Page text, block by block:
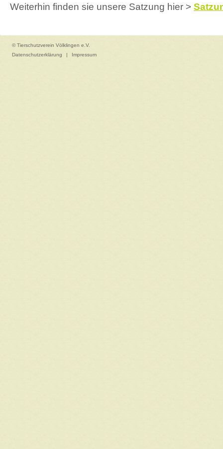
Weiterhin finden sie unsere Satzung hier >
© Tierschutzverein Völklingen e.V.
Datenschutzerklärung
| Impressum